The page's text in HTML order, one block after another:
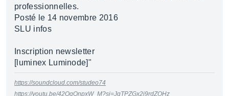
professionnelles.
Posté le 14 novembre 2016
SLU infos
Inscription newsletter
[luminex Luminode]"
https://soundcloud.com/studeo74
https://youtu.be/42QgQnpxW_M?si=JqTPZGx2i9rdZOHz